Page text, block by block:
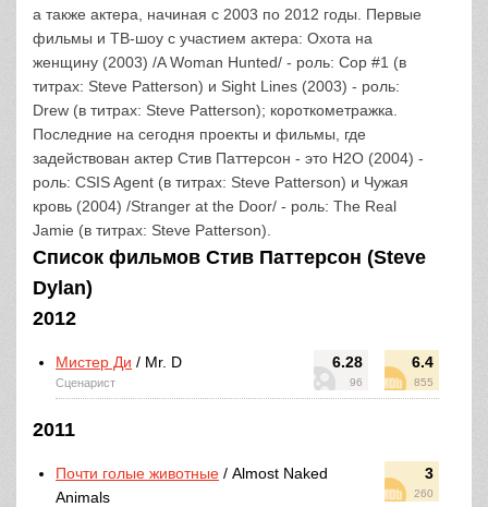
а также актера, начиная с 2003 по 2012 годы. Первые
фильмы и ТВ-шоу с участием актера: Охота на
женщину (2003) /A Woman Hunted/ - роль: Cop #1 (в
титрах: Steve Patterson) и Sight Lines (2003) - роль:
Drew (в титрах: Steve Patterson); короткометражка.
Последние на сегодня проекты и фильмы, где
задействован актер Стив Паттерсон - это H2O (2004) -
роль: CSIS Agent (в титрах: Steve Patterson) и Чужая
кровь (2004) /Stranger at the Door/ - роль: The Real
Jamie (в титрах: Steve Patterson).
Список фильмов Стив Паттерсон (Steve
Dylan)
2012
6.28
96
6.4
855
Мистер Ди / Mr. D
Сценарист
2011
3
260
Почти голые животные / Almost Naked
Animals